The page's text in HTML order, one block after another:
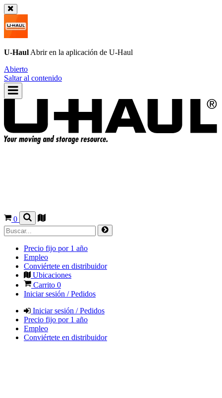
U-Haul Abrir en la aplicación de U-Haul
Abierto
Saltar al contenido
0
Precio fijo por 1 año
Empleo
Conviértete en distribuidor
Ubicaciones
Carrito 0
Iniciar sesión / Pedidos
Iniciar sesión / Pedidos
Precio fijo por 1 año
Empleo
Conviértete en distribuidor